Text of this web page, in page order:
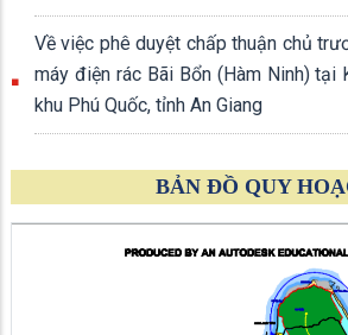
Về việc phê duyệt chấp thuận chủ
máy điện rác Bãi Bổn (Hàm Ninh) tại
khu Phú Quốc, tỉnh An Giang
BẢN ĐỒ QUY